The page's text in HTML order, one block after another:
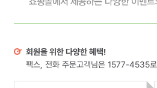
회원을 위한 다양한 혜택!
팩스, 전화 주문고객님은 1577-4535